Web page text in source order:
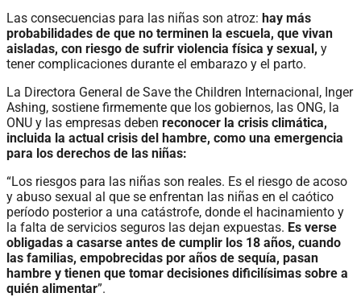
Las consecuencias para las niñas son atroz: hay más
probabilidades de que no terminen la escuela, que vivan
aisladas, con riesgo de sufrir violencia física y sexual, y
tener complicaciones durante el embarazo y el parto.
La Directora General de Save the Children Internacional, Inger
Ashing, sostiene firmemente que los gobiernos, las ONG, la
ONU y las empresas deben reconocer la crisis climática,
incluida la actual crisis del hambre, como una emergencia
para los derechos de las niñas:
“Los riesgos para las niñas son reales. Es el riesgo de acoso
y abuso sexual al que se enfrentan las niñas en el caótico
período posterior a una catástrofe, donde el hacinamiento y
la falta de servicios seguros las dejan expuestas. Es verse
obligadas a casarse antes de cumplir los 18 años, cuando
las familias, empobrecidas por años de sequía, pasan
hambre y tienen que tomar decisiones dificilísimas sobre a
quién alimentar”.